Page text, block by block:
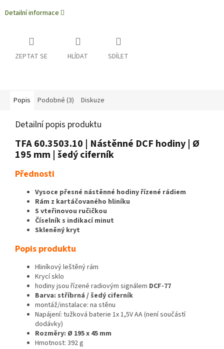
Detailní informace
ZEPTAT SE HLÍDAT SDÍLET
Popis Podobné (3) Diskuze
Detailní popis produktu
TFA 60.3503.10 | Nástěnné DCF hodiny | Ø
195 mm | šedý ciferník
Přednosti
Vysoce přesné nástěnné hodiny řízené rádiem
Rám z kartáčovaného hliníku
S vteřinovou ručičkou
Číselník s indikací minut
Skleněný kryt
Popis produktu
Hliníkový leštěný rám
Krycí sklo
hodiny jsou řízené radiovým signálem DCF-77
Barva: stříbrná / šedý ciferník
montáž/instalace: na stěnu
Napájení: tužková baterie 1x 1,5V AA (není součástí
dodávky)
Rozměry: Ø 195 x 45 mm
Hmotnost: 392 g